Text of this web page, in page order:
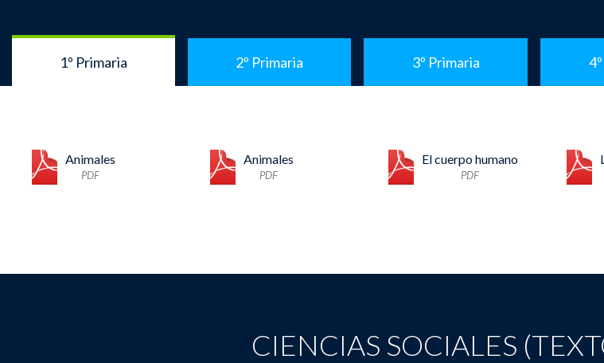
1º Primaria 2º Primaria 3º Primaria
Animales
PDF
Animales
PDF
El cuerpo humano
PDF
CIENCIAS SOCIALES